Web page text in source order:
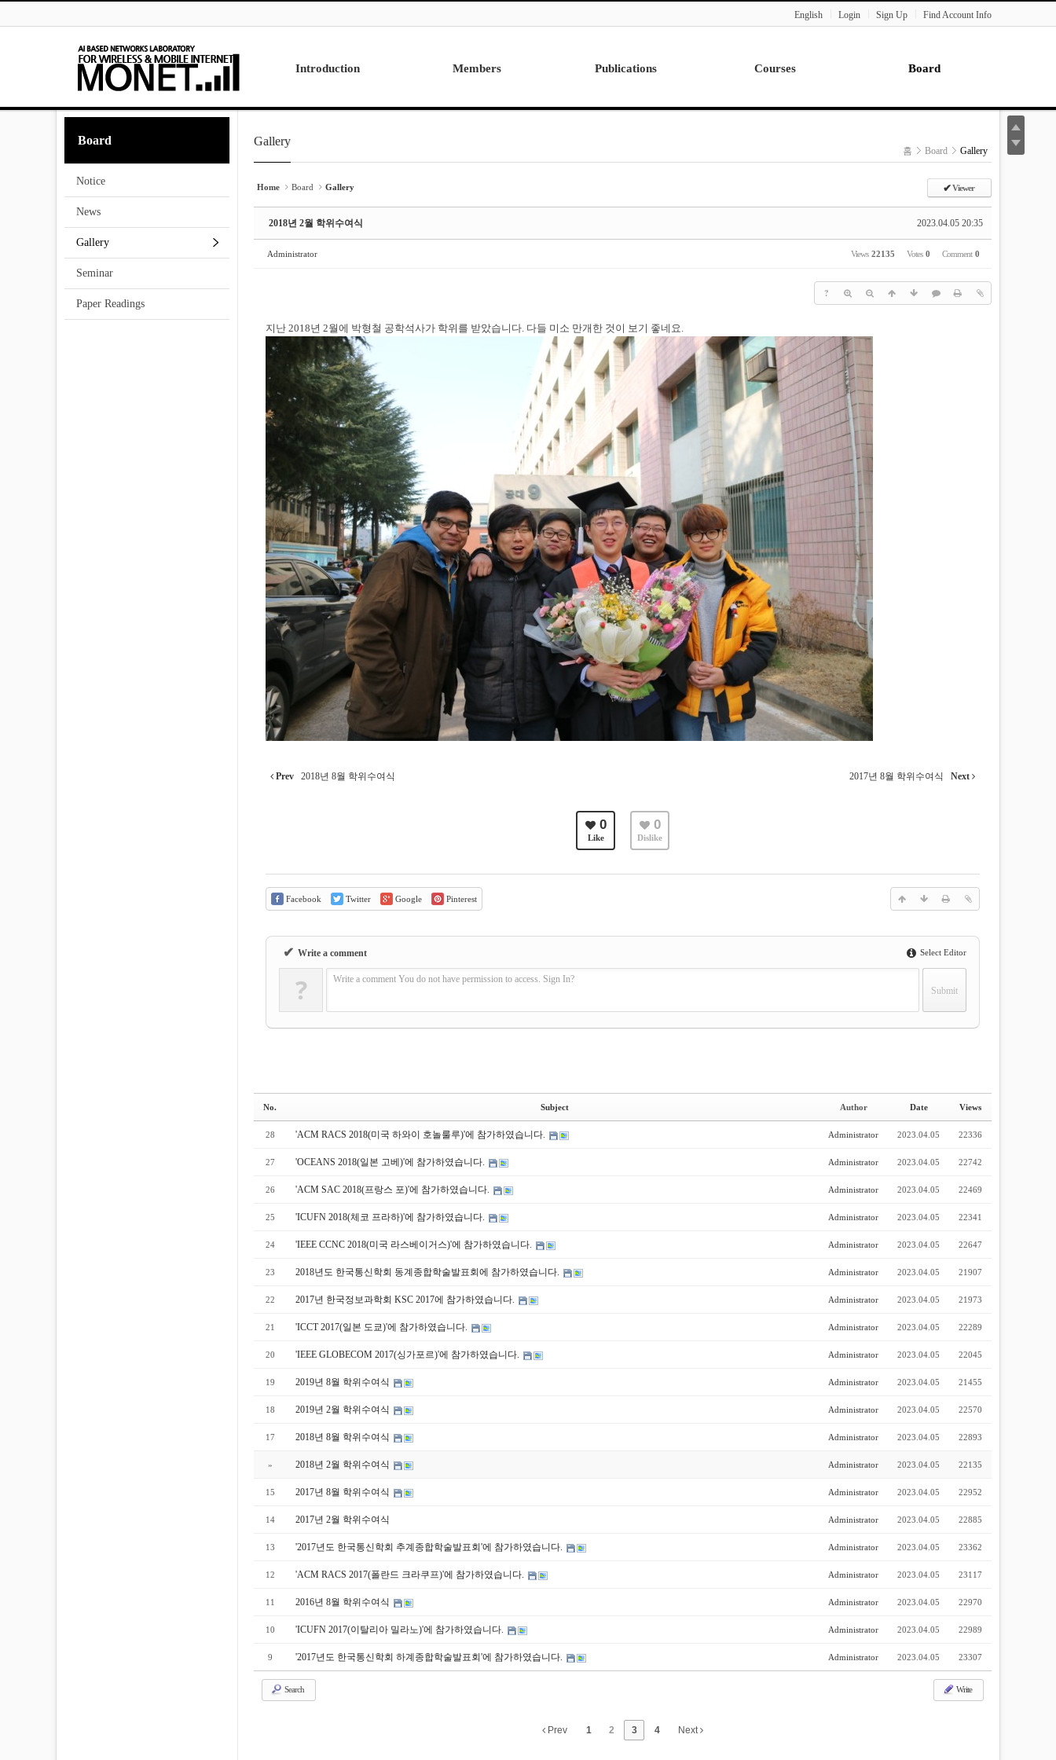
English
Login Sign Up Find Account Info
Introduction
Research
Contact Us
Members
Alumni
Publications Courses Board
Paper Readings
Board
Notice
News
Gallery
Seminar
Paper Readings
Gallery
홈 Board Gallery
Home Board Gallery ✔ Viewer
2023.04.05 20:35
2018년 2월 학위수여식
Administrator Views 22135 Votes 0 Comment 0
?
지난 2018년 2월에 박형철 공학석사가 학위를 받았습니다. 다들 미소 만개한 것이 보기 좋네요.
Prev 2018년 8월 학위수여식 2017년 8월 학위수여식 Next
0
Like
0
Dislike
Facebook Twitter Google Pinterest
✔ Write a comment Select Editor
? Write a comment You do not have permission to access. Sign In?
No. Subject Author Date Views
28 'ACM RACS 2018(미국 하와이 호놀룰루)'에 참가하였습니다. Administrator 2023.04.05 22336
27 'OCEANS 2018(일본 고베)'에 참가하였습니다. Administrator 2023.04.05 22742
26 'ACM SAC 2018(프랑스 포)'에 참가하였습니다. Administrator 2023.04.05 22469
25 'ICUFN 2018(체코 프라하)'에 참가하였습니다. Administrator 2023.04.05 22341
24 'IEEE CCNC 2018(미국 라스베이거스)'에 참가하였습니다. Administrator 2023.04.05 22647
23 2018년도 한국통신학회 동계종합학술발표회에 참가하였습니다. Administrator 2023.04.05 21907
22 2017년 한국정보과학회 KSC 2017에 참가하였습니다. Administrator 2023.04.05 21973
21 'ICCT 2017(일본 도쿄)'에 참가하였습니다. Administrator 2023.04.05 22289
20 'IEEE GLOBECOM 2017(싱가포르)'에 참가하였습니다. Administrator 2023.04.05 22045
19 2019년 8월 학위수여식 Administrator 2023.04.05 21455
18 2019년 2월 학위수여식 Administrator 2023.04.05 22570
17 2018년 8월 학위수여식 Administrator 2023.04.05 22893
» 2018년 2월 학위수여식 Administrator 2023.04.05 22135
15 2017년 8월 학위수여식 Administrator 2023.04.05 22952
14 2017년 2월 학위수여식 Administrator 2023.04.05 22885
13 '2017년도 한국통신학회 추계종합학술발표회'에 참가하였습니다. Administrator 2023.04.05 23362
12 'ACM RACS 2017(폴란드 크라쿠프)'에 참가하였습니다. Administrator 2023.04.05 23117
11 2016년 8월 학위수여식 Administrator 2023.04.05 22970
10 'ICUFN 2017(이탈리아 밀라노)'에 참가하였습니다. Administrator 2023.04.05 22989
9 '2017년도 한국통신학회 하계종합학술발표회'에 참가하였습니다. Administrator 2023.04.05 23307
Search Write
Prev 1 2 3 4 Next
Sketchbook5, 스케치북5
Sketchbook5, 스케치북5
Sketchbook5, 스케치북5
Sketchbook5, 스케치북5